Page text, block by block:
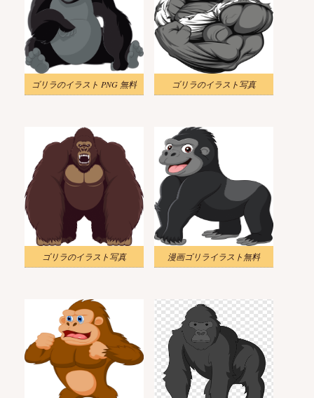
ゴリラのイラスト PNG 無料 ゴリラのイラスト写真
ゴリラのイラスト写真 漫画ゴリライラスト無料